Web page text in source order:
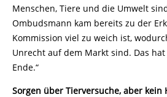
Menschen, Tiere und die Umwelt
Ombudsmann kam bereits zu der
Kommission viel zu weich ist,
Unrecht auf dem Markt sind. Das
Ende.“
Sorgen über Tierversuche, aber kein